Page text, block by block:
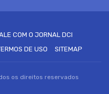
COM O JORNAL DCI
DE USO SITEMAP
os direitos reservados